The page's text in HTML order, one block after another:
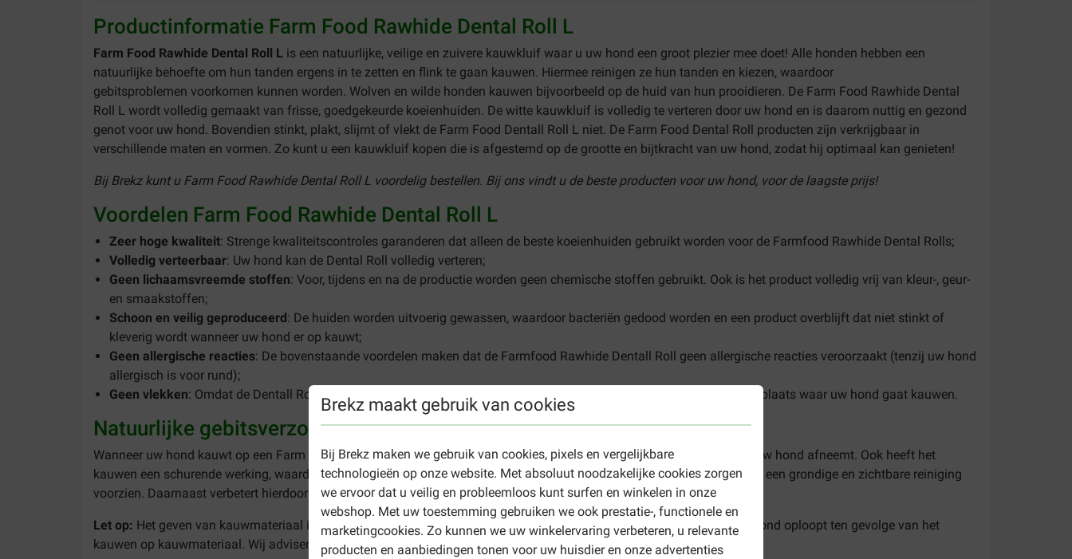
Brekz maakt gebruik van cookies
Bij Brekz maken we gebruik van cookies, pixels en vergelijkbare
technologieën op onze website. Met absoluut noodzakelijke cookies zorgen
we ervoor dat u veilig en probleemloos kunt surfen en winkelen in onze
webshop. Met uw toestemming gebruiken we ook prestatie-, functionele en
marketingcookies. Zo kunnen we uw winkelervaring verbeteren, u relevante
producten en aanbiedingen tonen voor uw huisdier en onze advertenties
Productinformatie Farm Food Rawhide Dental Roll L
Farm Food Rawhide Dental Roll L is een natuurlijke, veilige en zuivere kauwkluif waar u uw hond een groot plezier mee doet! Alle honden hebben een
natuurlijke behoefte om hun tanden ergens in te zetten en flink te gaan kauwen. Hiermee reinigen ze hun tanden en kiezen, waardoor
gebitsproblemen voorkomen kunnen worden. Wolven en wilde honden kauwen bijvoorbeeld op de huid van hun prooidieren. De Farm Food Rawhide Dental
Roll L wordt volledig gemaakt van frisse, goedgekeurde koeienhuiden. De witte kauwkluif is volledig te verteren door uw hond en is daarom nuttig en gezond
genot voor uw hond. Bovendien stinkt, plakt, slijmt of vlekt de Farm Food Dentall Roll L niet. De Farm Food Dental Roll producten zijn verkrijgbaar in
verschillende maten en vormen. Zo kunt u een kauwkluif kopen die is afgestemd op de grootte en bijtkracht van uw hond, zodat hij optimaal kan genieten!
Bij Brekz kunt u Farm Food Rawhide Dental Roll L voordelig bestellen. Bij ons vindt u de beste producten voor uw hond, voor de laagste prijs!
Voordelen Farm Food Rawhide Dental Roll L
Zeer hoge kwaliteit: Strenge kwaliteitscontroles garanderen dat alleen de beste koeienhuiden gebruikt worden voor de Farmfood Rawhide Dental Rolls;
Volledig verteerbaar: Uw hond kan de Dental Roll volledig verteren;
Geen lichaamsvreemde stoffen: Voor, tijdens en na de productie worden geen chemische stoffen gebruikt. Ook is het product volledig vrij van kleur-, geur-
en smaakstoffen;
Schoon en veilig geproduceerd: De huiden worden uitvoerig gewassen, waardoor bacteriën gedood worden en een product overblijft dat niet stinkt of
kleverig wordt wanneer uw hond er op kauwt;
Geen allergische reacties: De bovenstaande voordelen maken dat de Farmfood Rawhide Dentall Roll geen allergische reacties veroorzaakt (tenzij uw hond
allergisch is voor rund);
Geen vlekken: Omdat de Dentall Roll zo schoon is en en witte kleur heeft, ontstaan er geen hinderlijke vlekken op de plaats waar uw hond gaat kauwen.
Natuurlijke gebitsverzorging
Wanneer uw hond kauwt op een Farm Food Rawhide Dental Roll L, zorgt hij er voor dat het tandplak op de tanden van uw hond afneemt. Ook heeft het
kauwen een schurende werking, waardoor uw hond als het ware zijn tanden poetst. Zo wordt het gebit van uw hond van een grondige en zichtbare reiniging
voorzien. Daarnaast verbetert hierdoor de adem van uw hond.
Let op: Het geven van kauwmateriaal is op eigen risico. Wij stellen ons niet aansprakelijk voor eventueel letsel dat uw hond oploopt ten gevolge van het
kauwen op kauwmateriaal. Wij adviseren u altijd toezicht te houden op uw hond terwijl hij kluift.